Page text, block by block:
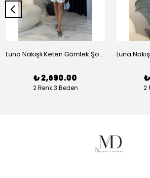
Luna Nakışlı Keten Gömlek Şort Takım - Beyaz
₺ 2,690.00
2 Renk 3 Beden 2